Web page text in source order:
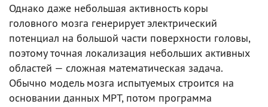
Однако даже небольшая активность коры
головного мозга генерирует электрический
потенциал на большой части поверхности головы,
поэтому точная локализация небольших активных
областей — сложная математическая задача.
Обычно модель мозга испытуемых строится на
основании данных МРТ, потом программа